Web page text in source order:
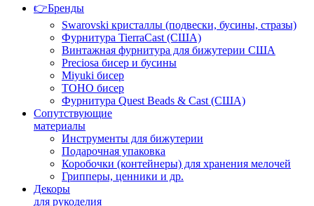
👉Бренды
Swarovski кристаллы (подвески, бусины, стразы)
Фурнитура TierraCast (США)
Винтажная фурнитура для бижутерии США
Preciosa бисер и бусины
Miyuki бисер
TOHO бисер
Фурнитура Quest Beads & Cast (США)
Сопутствующие
материалы
Инструменты для бижутерии
Подарочная упаковка
Коробочки (контейнеры) для хранения мелочей
Грипперы, ценники и др.
Декоры
для рукоделия